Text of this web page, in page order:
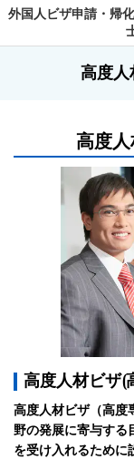
外国人ビザ申請・帰
高度人
高度
高度人材ビザ(
高度人材ビザ（高度
野の発展に寄与する
を受け入れるために